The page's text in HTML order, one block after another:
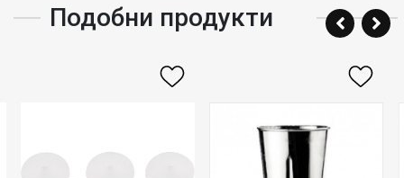
Подобни продукти